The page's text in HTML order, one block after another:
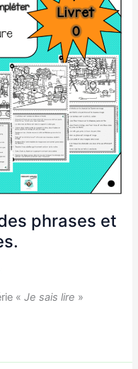
phrases et
«Je sais lire »